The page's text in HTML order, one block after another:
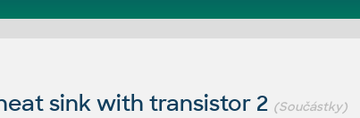
sink with transistor 2 (Součástky)